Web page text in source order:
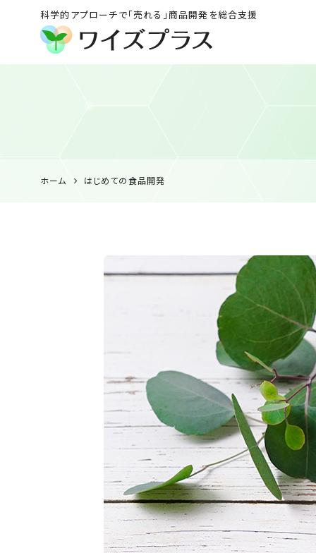
科学的アプローチで「売れる」商品開発を総合支援
HACCP衛生管理・食
品表示の専門コンサル
ホーム はじめての食品開発